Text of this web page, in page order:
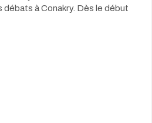
débats à Conakry. Dès le début